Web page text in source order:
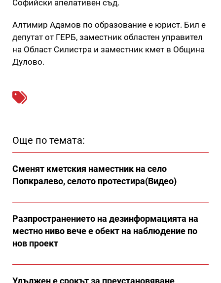
Софийски апелативен съд.
Алтимир Адамов по образование е юрист. Бил е
депутат от ГЕРБ, заместник областен управител
на Област Силистра и заместник кмет в Община
Дулово.
Още по темата:
Сменят кметския наместник на село
Попкралево, селото протестира(Видео)
Разпространението на дезинформацията на
местно ниво вече е обект на наблюдение по
нов проект
Удължен е срокът за преустановяване